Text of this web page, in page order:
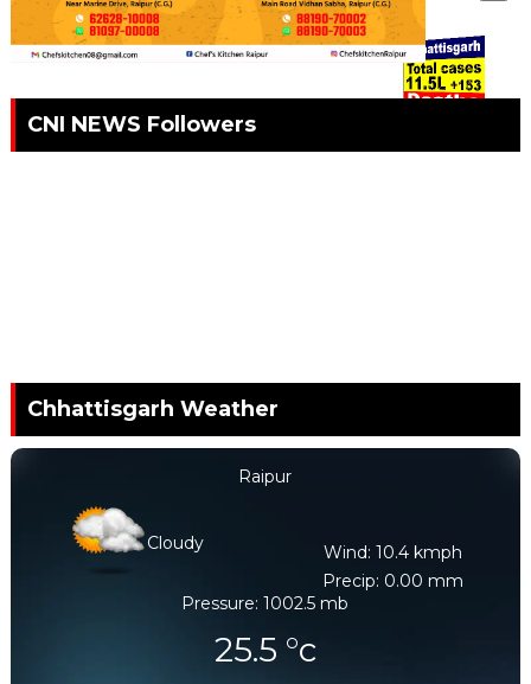
.
CNI NEWS Followers
Chhattisgarh Weather
Raipur
Cloudy
Wind: 10.4 kmph
Precip: 0.00 mm
Pressure: 1002.5 mb
25.5 °c